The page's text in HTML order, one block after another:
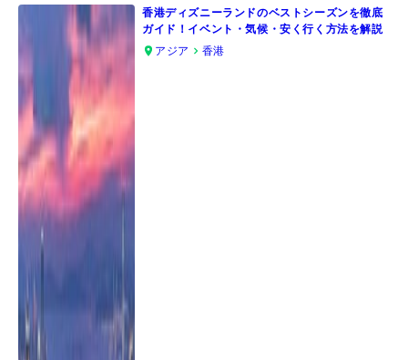
香港ディズニーランドのベストシーズンを徹底
ガイド！イベント・気候・安く行く方法を解説
アジア
香港